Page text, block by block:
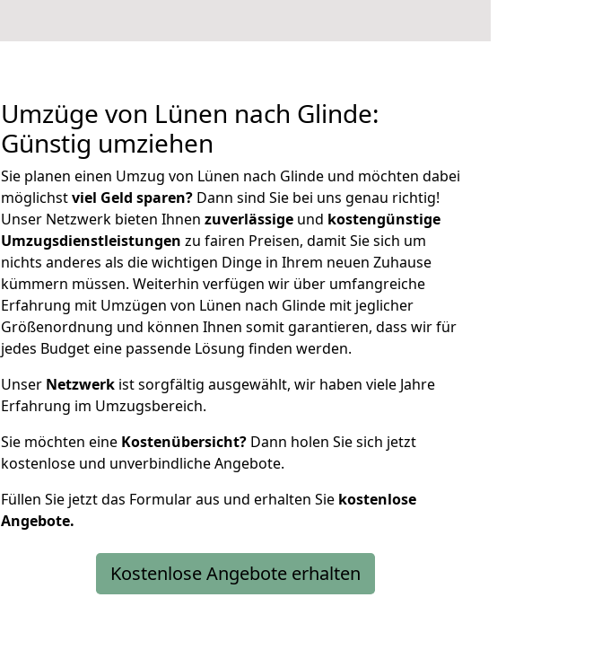
Umzüge von Lünen nach Glinde:
Günstig umziehen
Sie planen einen Umzug von Lünen nach Glinde und möchten dabei
möglichstviel Geld sparen? Dann sind Sie bei uns genau richtig!
Unser Netzwerk bieten Ihnen zuverlässige und kostengünstige
Umzugsdienstleistungen zu fairen Preisen, damit Sie sich um
nichts anderes als die wichtigen Dinge in Ihrem neuen Zuhause
kümmern müssen. Weiterhin verfügen wir über umfangreiche
Erfahrung mit Umzügen von Lünen nach Glinde mit jeglicher
Größenordnung und können Ihnen somit garantieren, dass wir für
jedes Budget eine passende Lösung finden werden.
Unser Netzwerk ist sorgfältig ausgewählt, wir haben viele Jahre
Erfahrung im Umzugsbereich.
Sie möchten eine Kostenübersicht? Dann holen Sie sich jetzt
kostenlose und unverbindliche Angebote.
Füllen Sie jetzt das Formular aus und erhalten Sie kostenlose
Angebote.
Kostenlose Angebote erhalten